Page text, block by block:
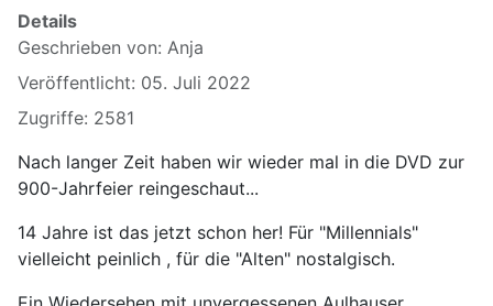
Details
Geschrieben von: Anja
Veröffentlicht: 05. Juli 2022
Zugriffe: 2581
Nach langer Zeit haben wir wieder mal in die DVD zur
900-Jahrfeier reingeschaut...
14 Jahre ist das jetzt schon her! Für "Millennials"
vielleicht peinlich , für die "Alten" nostalgisch.